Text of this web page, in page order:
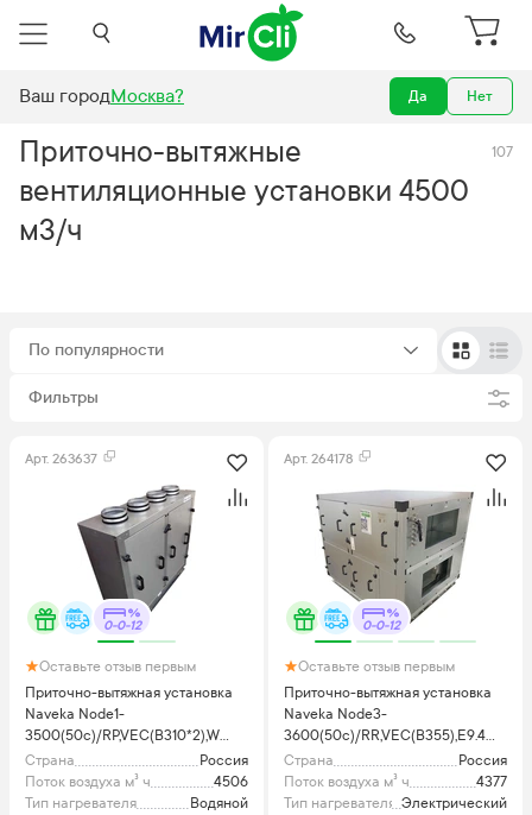
Ваш городМосква? Да Нет
вытяжные вентиляционные установки воздухообмен 4500 м3/ч
Приточно-вытяжные
вентиляционные установки 4500
м3/ч
107
По популярности
Фильтры
Арт. 263637
0-0-12
Оставьте отзыв первым
Приточно-вытяжная установка
Naveka Node1-
3500(50c)/RP,VEC(B310*2),W
Vertical
Страна
Россия
Поток воздуха м³ ч
4506
Тип нагревателя
Водяной
Арт. 264178
0-0-12
Оставьте отзыв первым
Приточно-вытяжная установка
Naveka Node3-
3600(50c)/RR,VEC(B355),E9.4
Classic с пультом TS4
Страна
Россия
Поток воздуха м³ ч
4377
Тип нагревателя Электрический